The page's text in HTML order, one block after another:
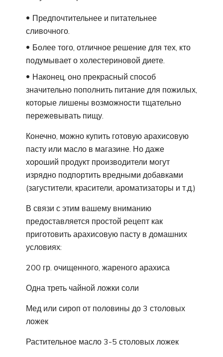
Предпочтительнее и питательнее
сливочного.
Более того, отличное решение для тех, кто
подумывает о холестериновой диете.
Наконец, оно прекрасный способ
значительно пополнить питание для пожилых,
которые лишены возможности тщательно
пережевывать пищу.
Конечно, можно купить готовую арахисовую
пасту или масло в магазине. Но даже
хороший продукт производители могут
изрядно подпортить вредными добавками
(загустители, красители, ароматизаторы и т.д.)
В связи с этим вашему вниманию
предоставляется простой рецепт как
приготовить арахисовую пасту в домашних
условиях:
200 гр. очищенного, жареного арахиса
Одна треть чайной ложки соли
Мед или сироп от половины до 3 столовых
ложек
Растительное масло 3-5 столовых ложек